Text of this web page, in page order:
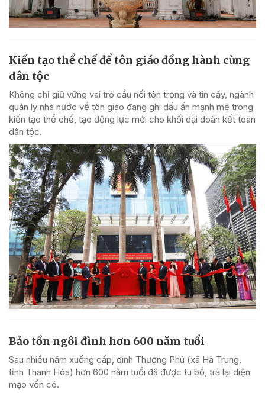
Kiến tạo thể chế để tôn giáo đồng hành cùng
dân tộc
Không chỉ giữ vững vai trò cầu nối tôn trọng và tin cậy, ngành
quản lý nhà nước về tôn giáo đang ghi dấu ấn mạnh mẽ trong
kiến tạo thể chế, tạo động lực mới cho khối đại đoàn kết toàn
dân tộc.
Bảo tồn ngôi đình hơn 600 năm tuổi
Sau nhiều năm xuống cấp, đình Thượng Phú (xã Hà Trung,
tỉnh Thanh Hóa) hơn 600 năm tuổi đã được tu bổ, trả lại diện
mạo vốn có.